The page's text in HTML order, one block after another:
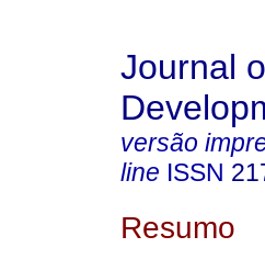
Journal
versão
line ISSN
Resumo